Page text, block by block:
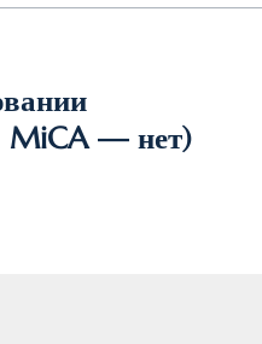
MiCA — нет)